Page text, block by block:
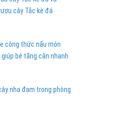
cây Tắc kè đá
công thức nấu món
bé tăng cân nhanh
nha đam trong phòng